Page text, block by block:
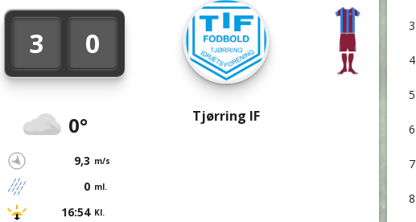
3 0
0°
9,3 m/s
0 ml.
16:54 Kl.
Tjørring IF
3
4
5
6
7
8